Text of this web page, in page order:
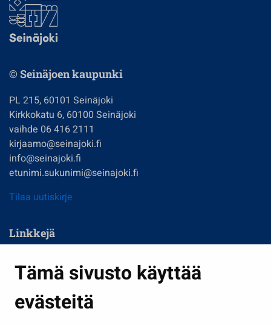
Tämä sivusto käyttää
evästeitä
© Seinäjoen kaupunki
PL 215, 60101 Seinäjoki
Kirkkokatu 6, 60100 Seinäjoki
vaihde 06 416 2111
kirjaamo@seinajoki.fi
info@seinajoki.fi
etunimi.sukunimi@seinajoki.fi
Tilaa uutiskirje
Linkkejä
Kasvatus ja opetus
Kulttuuri ja liikunta